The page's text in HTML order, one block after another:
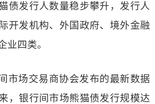
债发行人数量稳步攀升，发行人
开发机构、外国政府、境外金融
业四类。
市场交易商协会发布的最新数据
，银行间市场熊猫债发行规模达